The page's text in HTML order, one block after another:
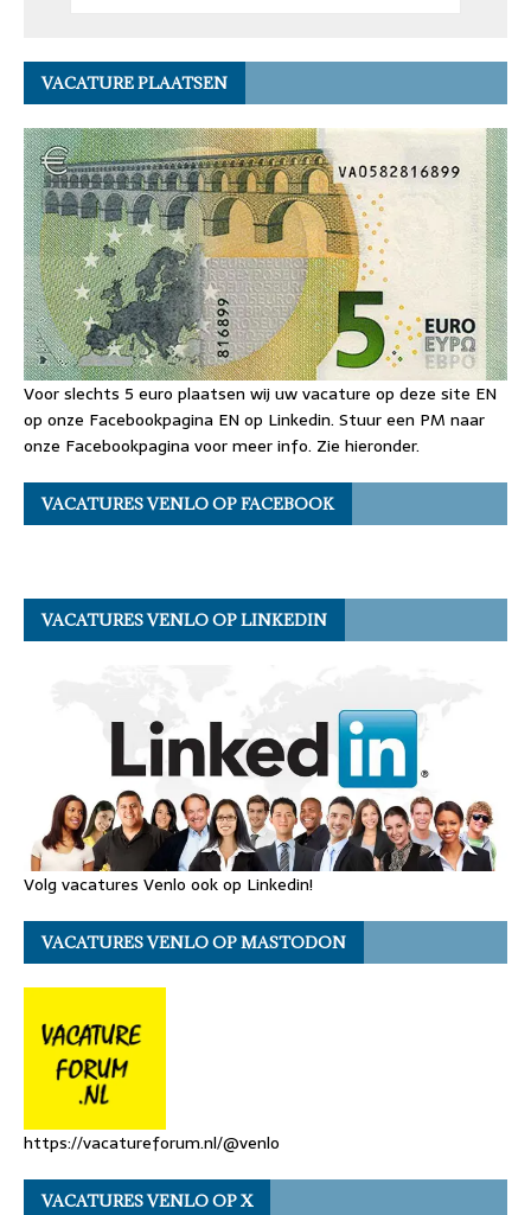
VACATURE PLAATSEN
Voor slechts 5 euro plaatsen wij uw vacature op deze site EN
op onze Facebookpagina EN op Linkedin. Stuur een PM naar
onze Facebookpagina voor meer info. Zie hieronder.
VACATURES VENLO OP FACEBOOK
VACATURES VENLO OP LINKEDIN
Volg vacatures Venlo ook op Linkedin!
VACATURES VENLO OP MASTODON
https://vacatureforum.nl/@venlo
VACATURES VENLO OP X